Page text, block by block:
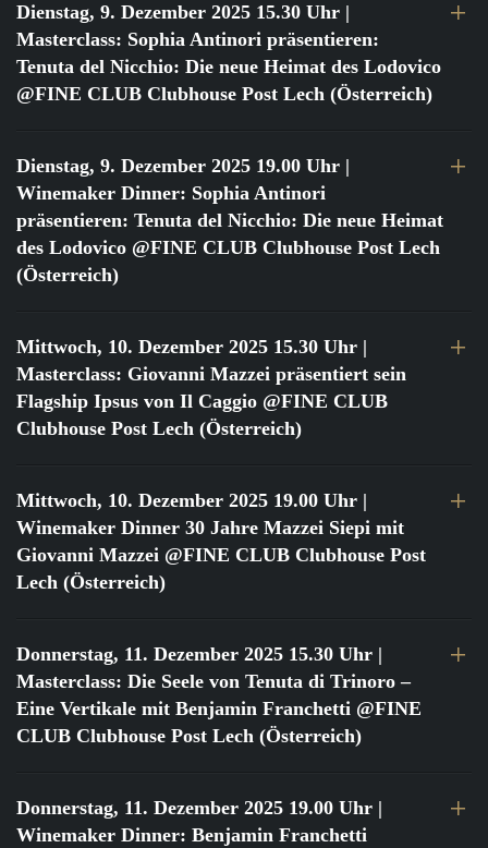
Dienstag, 9. Dezember 2025 15.30 Uhr |
Masterclass: Sophia Antinori präsentieren:
Tenuta del Nicchio: Die neue Heimat des Lodovico
@FINE CLUB Clubhouse Post Lech (Österreich)
Dienstag, 9. Dezember 2025 19.00 Uhr |
Winemaker Dinner: Sophia Antinori
präsentieren: Tenuta del Nicchio: Die neue Heimat
des Lodovico @FINE CLUB Clubhouse Post Lech
(Österreich)
Mittwoch, 10. Dezember 2025 15.30 Uhr |
Masterclass: Giovanni Mazzei präsentiert sein
Flagship Ipsus von Il Caggio @FINE CLUB
Clubhouse Post Lech (Österreich)
Mittwoch, 10. Dezember 2025 19.00 Uhr |
Winemaker Dinner 30 Jahre Mazzei Siepi mit
Giovanni Mazzei @FINE CLUB Clubhouse Post
Lech (Österreich)
Donnerstag, 11. Dezember 2025 15.30 Uhr |
Masterclass: Die Seele von Tenuta di Trinoro –
Eine Vertikale mit Benjamin Franchetti @FINE
CLUB Clubhouse Post Lech (Österreich)
Donnerstag, 11. Dezember 2025 19.00 Uhr |
Winemaker Dinner: Benjamin Franchetti